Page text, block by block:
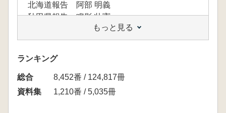
北海道報告 阿部 明義
秋田県報告 鳴影 壮憲
山形県報告 小林 圭一
富山県報告 大野 淳也
栃木県報告 上野 修一
埼玉県報告 小野 美代子
千葉県報告 安井 健一
山梨県報告 櫛原 功一
もっと見る
ランキング
総合
8,452番 / 124,817冊
資料集
1,210番 / 5,035冊